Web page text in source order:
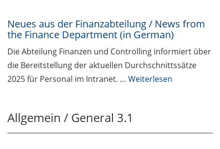
Neues aus der Finanzabteilung / News from
the Finance Department (in German)
Die Abteilung Finanzen und Controlling informiert über
die Bereitstellung der aktuellen Durchschnittssätze
2025 für Personal im Intranet. … Weiterlesen
Allgemein / General 3.1